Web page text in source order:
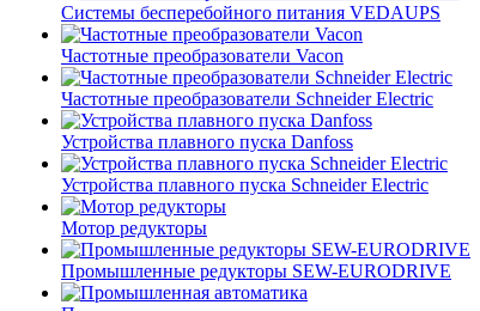
Системы бесперебойного питания VEDAUPS
Частотные преобразователи Vacon
Частотные преобразователи Schneider Electric
Устройства плавного пуска Danfoss
Устройства плавного пуска Schneider Electric
Мотор редукторы
Промышленные редукторы SEW-EURODRIVE